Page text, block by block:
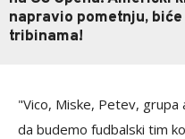
napravio pometnju, biće
tribinama!
"Vico, Miske, Petev,
da budemo fudbalski tim